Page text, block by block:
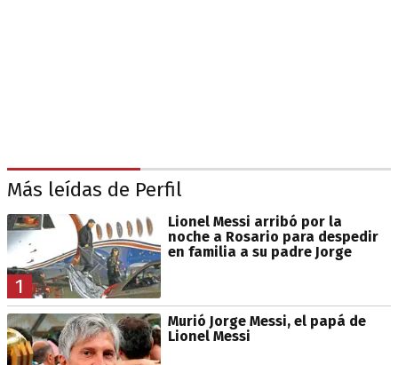
Más leídas de Perfil
1
Lionel Messi arribó por la
noche a Rosario para despedir
en familia a su padre Jorge
Murió Jorge Messi, el papá de
Lionel Messi